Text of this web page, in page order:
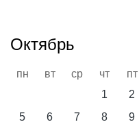
Октябрь
пн вт ср чт пт
1
2
5
6 7 8 9